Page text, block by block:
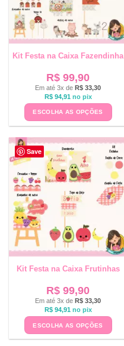
Kit Festa na Caixa Fazendinha
R$ 99,90
Em até 3x de R$ 33,30
R$94,91 no pix
ESCOLHA AS OPÇÕES
Save
Kit Festa na Caixa Frutinhas
R$ 99,90
Em até 3x de R$ 33,30
R$94,91 no pix
ESCOLHA AS OPÇÕES